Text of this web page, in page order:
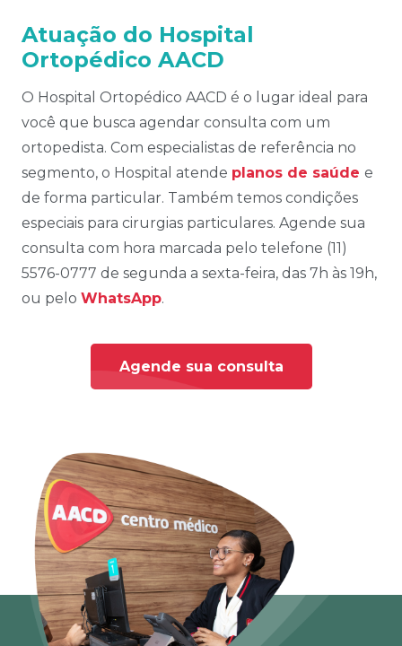
Atuação do Hospital
Ortopédico AACD
O Hospital Ortopédico AACD é o lugar ideal para
você que busca agendar consulta com um
ortopedista. Com especialistas de referência no
segmento, o Hospital atende planos de saúde e
de forma particular. Também temos condições
especiais para cirurgias particulares. Agende sua
consulta com hora marcada pelo telefone (11)
5576-0777 de segunda a sexta-feira, das 7h às 19h,
ou pelo WhatsApp.
Agende sua consulta